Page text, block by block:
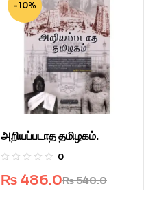
-10%
அறியப்படாத தமிழகம்.
0
₨540.0
₨ 486.0